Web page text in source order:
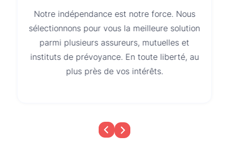
Notre indépendance est notre force. Nous
sélectionnons pour vous la meilleure solution
parmi plusieurs assureurs, mutuelles et
instituts de prévoyance. En toute liberté, au
plus près de vos intérêts.